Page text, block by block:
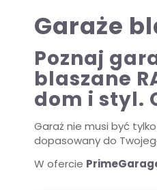
Garaże
Poznaj
blaszane
dom i styl.
Garaż nie musi być
dopasowany do
W ofercie